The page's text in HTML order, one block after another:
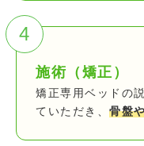
4
施術（矯正）
矯正専用ベッドの
ていただき、 骨盤